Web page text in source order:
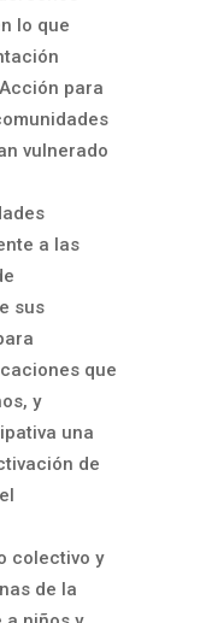
lo que
para
vulnerado
a las
sus
que
y
una
de
colectivo y
de la